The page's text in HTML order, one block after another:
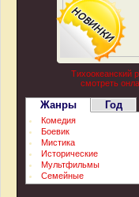
Тихоокеанский
смотреть
Жанры Год
Комедия
Боевик
Мистика
Исторические
Мультфильмы
Семейные